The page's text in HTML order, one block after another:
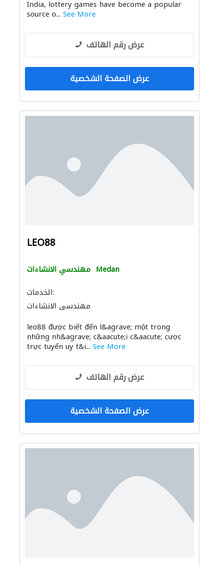
India, lottery games have become a popular
source o... See More
عرض رقم الهاتف
عرض الصفحة الشخصية
LEO88
مهندسي الانشاءات Medan
الخدمات:
مهندسي الانشاءات
leo88 được biết đến l&agrave; một trong
những nh&agrave; c&aacute;i c&aacute; cược
trực tuyến uy t&i... See More
عرض رقم الهاتف
عرض الصفحة الشخصية